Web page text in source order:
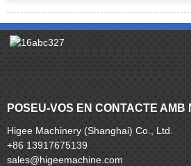
POSEU-VOS EN CONTACTE AMB
Higee Machinery (Shanghai) Co., Ltd.
+86 13917675139
sales@higeemachine.com